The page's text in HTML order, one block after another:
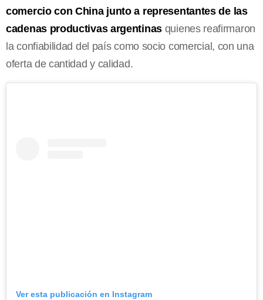
comercio con China junto a representantes de las
cadenas productivas argentinas quienes reafirmaron
la confiabilidad del país como socio comercial, con una
oferta de cantidad y calidad.
Ver esta publicación en Instagram